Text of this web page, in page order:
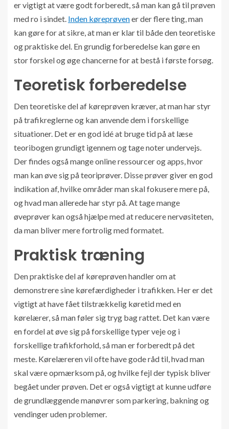
er vigtigt at være godt forberedt, så man kan gå til prøven
med ro i sindet. Inden køreprøvener der flere ting, man
kan gøre for at sikre, at man er klar til både den teoretiske
og praktiske del. En grundig forberedelse kan gøre en
stor forskel og øge chancerne for at bestå i første forsøg.
Teoretisk forberedelse
Den teoretiske del af køreprøven kræver, at man har styr
på trafikreglerne og kan anvende dem i forskellige
situationer. Det er en god idé at bruge tid på at læse
teoribogen grundigt igennem og tage noter undervejs.
Der findes også mange online ressourcer og apps, hvor
man kan øve sig på teoriprøver. Disse prøver giver en god
indikation af, hvilke områder man skal fokusere mere på,
og hvad man allerede har styr på. At tage mange
øveprøver kan også hjælpe med at reducere nervøsiteten,
da man bliver mere fortrolig med formatet.
Praktisk træning
Den praktiske del af køreprøven handler om at
demonstrere sine kørefærdigheder i trafikken. Her er det
vigtigt at have fået tilstrækkelig køretid med en
kørelærer, så man føler sig tryg bag rattet. Det kan være
en fordel at øve sig på forskellige typer veje og i
forskellige trafikforhold, så man er forberedt på det
meste. Kørelæreren vil ofte have gode råd til, hvad man
skal være opmærksom på, og hvilke fejl der typisk bliver
begået under prøven. Det er også vigtigt at kunne udføre
de grundlæggende manøvrer som parkering, bakning og
vendinger uden problemer.